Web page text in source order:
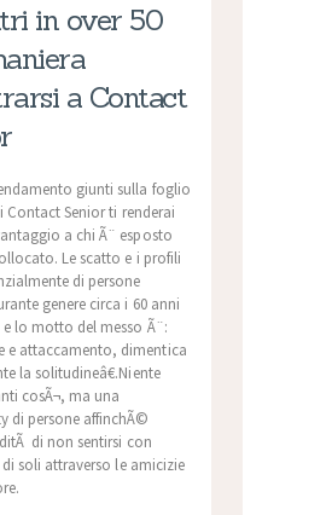
in over 50
a Contact
giunti sulla foglio
Contact Senior ti renderai
a chi Ã¨ esposto
Le scatto e i profili
di persone
genere circa i 60 anni
lo motto del messo Ã¨:
e attaccamento, dimentica
la solitudineâ€.Niente
cosÃ¬, ma una
di persone affinchÃ©
di non sentirsi con
di soli attraverso le amicizie